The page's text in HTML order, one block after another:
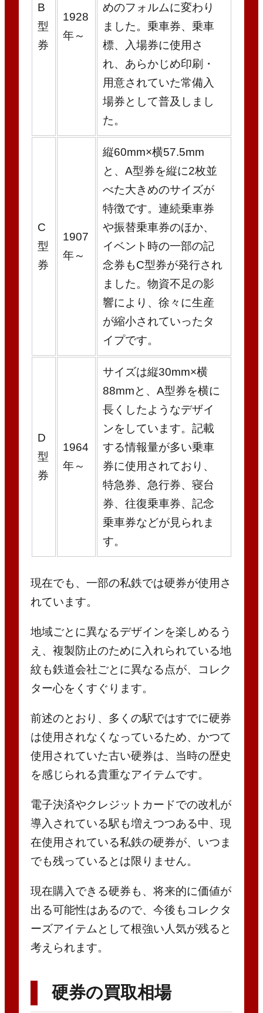
B
型
券
1928
年～
めのフォルムに変わり
ました。乗車券、乗車
標、入場券に使用さ
れ、あらかじめ印刷・
用意されていた常備入
場券として普及しまし
た。
C
型
券
1907
年～
縦60mm×横57.5mm
と、A型券を縦に2枚並
べた大きめのサイズが
特徴です。連続乗車券
や振替乗車券のほか、
イベント時の一部の記
念券もC型券が発行され
ました。物資不足の影
響により、徐々に生産
が縮小されていったタ
イプです。
D
型
券
1964
年～
サイズは縦30mm×横
88mmと、A型券を横に
長くしたようなデザイ
ンをしています。記載
する情報量が多い乗車
券に使用されており、
特急券、急行券、寝台
券、往復乗車券、記念
乗車券などが見られま
す。
現在でも、一部の私鉄では硬券が使用さ
れています。
地域ごとに異なるデザインを楽しめるう
え、複製防止のために入れられている地
紋も鉄道会社ごとに異なる点が、コレク
ター心をくすぐります。
前述のとおり、多くの駅ではすでに硬券
は使用されなくなっているため、かつて
使用されていた古い硬券は、当時の歴史
を感じられる貴重なアイテムです。
電子決済やクレジットカードでの改札が
導入されている駅も増えつつある中、現
在使用されている私鉄の硬券が、いつま
でも残っているとは限りません。
現在購入できる硬券も、将来的に価値が
出る可能性はあるので、今後もコレクタ
ーズアイテムとして根強い人気が残ると
考えられます。
硬券の買取相場